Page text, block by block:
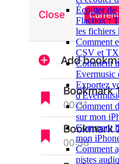
Écouter de
Flacbox :
les fichiers
Comment
CSV et
Comment
Evermusic
Exportez
Comment
sur mon
Comment
mon
Comment
pistes